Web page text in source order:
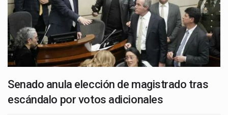
Senado anula elección de magistrado tras
escándalo por votos adicionales